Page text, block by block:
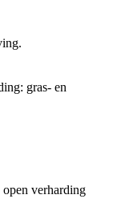
gras- en
verharding